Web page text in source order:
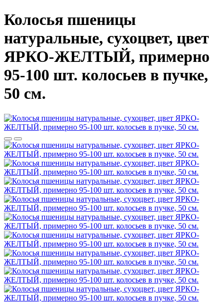
Колосья пшеницы
натуральные, сухоцвет, цвет
ЯРКО-ЖЕЛТЫЙ, примерно
95-100 шт. колосьев в пучке,
50 см.